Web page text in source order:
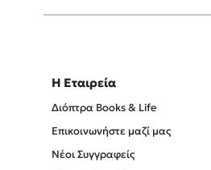
Η Εταιρεία
Διόπτρα Books & Life
Επικοινωνήστε μαζί μας
Νέοι Συγγραφείς